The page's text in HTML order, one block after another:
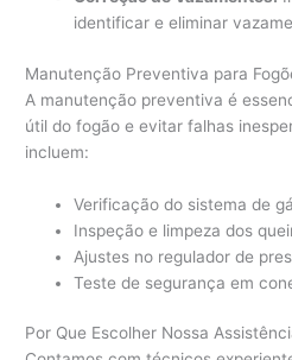
identificar e eliminar
Manutenção Preventiva para
A manutenção preventiva é
útil do fogão e evitar falhas
incluem:
Verificação do sistema de
Inspeção e limpeza dos
Ajustes no regulador de
Teste de segurança em
Por Que Escolher Nossa